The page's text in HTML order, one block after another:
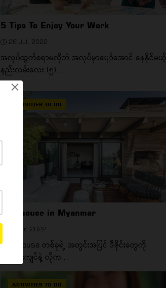
×
5 Tips To Enjoy Your Work
26 Jul, 2022
အလုပ်ထွက်စရာမလိုဘဲ အလုပ်မှာပျော်အောင် နေနိုင်မယ့်
နည်းလမ်းလေး (၅)...
ACTIVITIES TO DO
Penthouse in Myanmar
6 Mar, 2022
Penthouse တစ်ခုရဲ့ အတွင်းအပြင် ဒီဇိုင်းတွေကို
ပတ်ဝန်းကျင်နဲ့ လိုက...
ACTIVITIES TO DO